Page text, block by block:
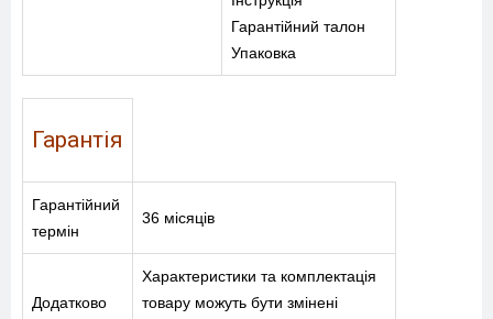
Гарантійний талон
Упаковка
Гарантія
Гарантійний
термін
36 місяців
Додатково
Характеристики та комплектація
товару можуть бути змінені